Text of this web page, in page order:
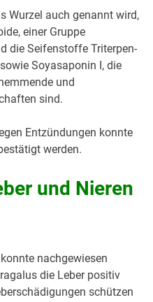
Wurzel auch genannt wird,
einer Gruppe
die Seifenstoffe Triterpen-
Soyasaponin I, die
und
sind.
Entzündungen konnte
werden.
und Nieren
nachgewiesen
die Leber positiv
schützen